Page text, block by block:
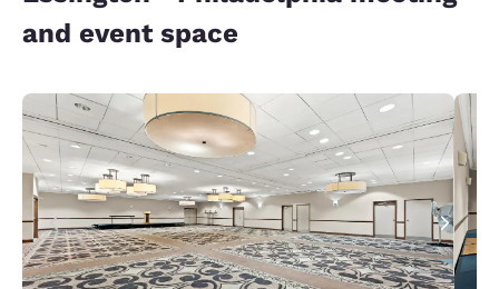
and event space